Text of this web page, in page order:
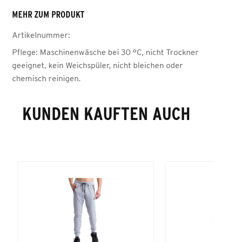
MEHR ZUM PRODUKT
Artikelnummer:
Pflege: Maschinenwäsche bei 30 °C, nicht Trockner
geeignet, kein Weichspüler, nicht bleichen oder
chemisch reinigen.
KUNDEN KAUFTEN AUCH